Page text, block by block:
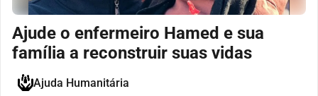
Ajude o enfermeiro Hamed e sua
família a reconstruir suas vidas
Ajuda Humanitária